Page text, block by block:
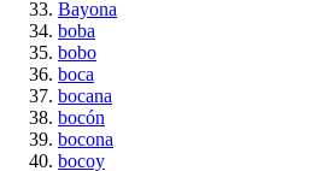
Bayona
boba
bobo
boca
bocana
bocón
bocona
bocoy